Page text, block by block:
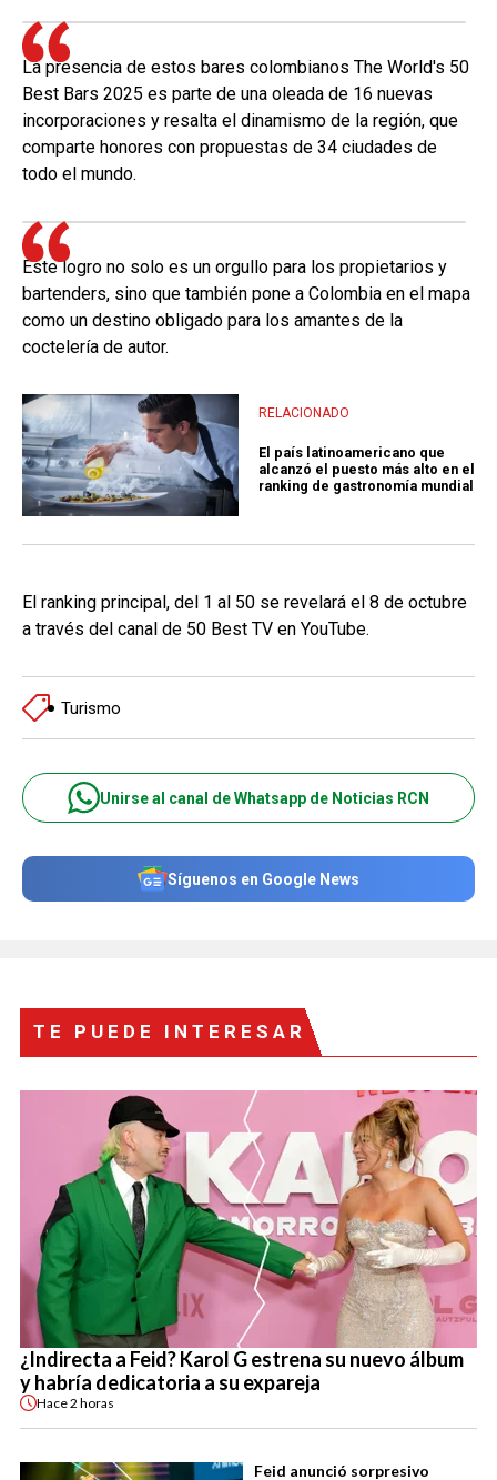
La presencia de estos bares colombianos The World's 50
Best Bars 2025 es parte de una oleada de 16 nuevas
incorporaciones y resalta el dinamismo de la región, que
comparte honores con propuestas de 34 ciudades de
todo el mundo.
Este logro no solo es un orgullo para los propietarios y
bartenders, sino que también pone a Colombia en el mapa
como un destino obligado para los amantes de la
coctelería de autor.
RELACIONADO
El país latinoamericano que
alcanzó el puesto más alto en el
ranking de gastronomía mundial
El ranking principal, del 1 al 50 se revelará el 8 de octubre
a través del canal de 50 Best TV en YouTube.
Turismo
Unirse al canal de Whatsapp de Noticias RCN
Síguenos en Google News
TE PUEDE INTERESAR
¿Indirecta a Feid? Karol G estrena su nuevo álbum
y habría dedicatoria a su expareja
Hace2 horas
Feid anunció sorpresivo